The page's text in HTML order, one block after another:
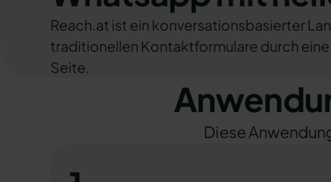
Reach.at ist ein konversationsbasierter
traditionellen Kontaktformulare durch
Seite.
Diese